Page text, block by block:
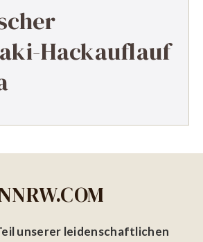
Hackauflauf
unserer leidenschaftlichen